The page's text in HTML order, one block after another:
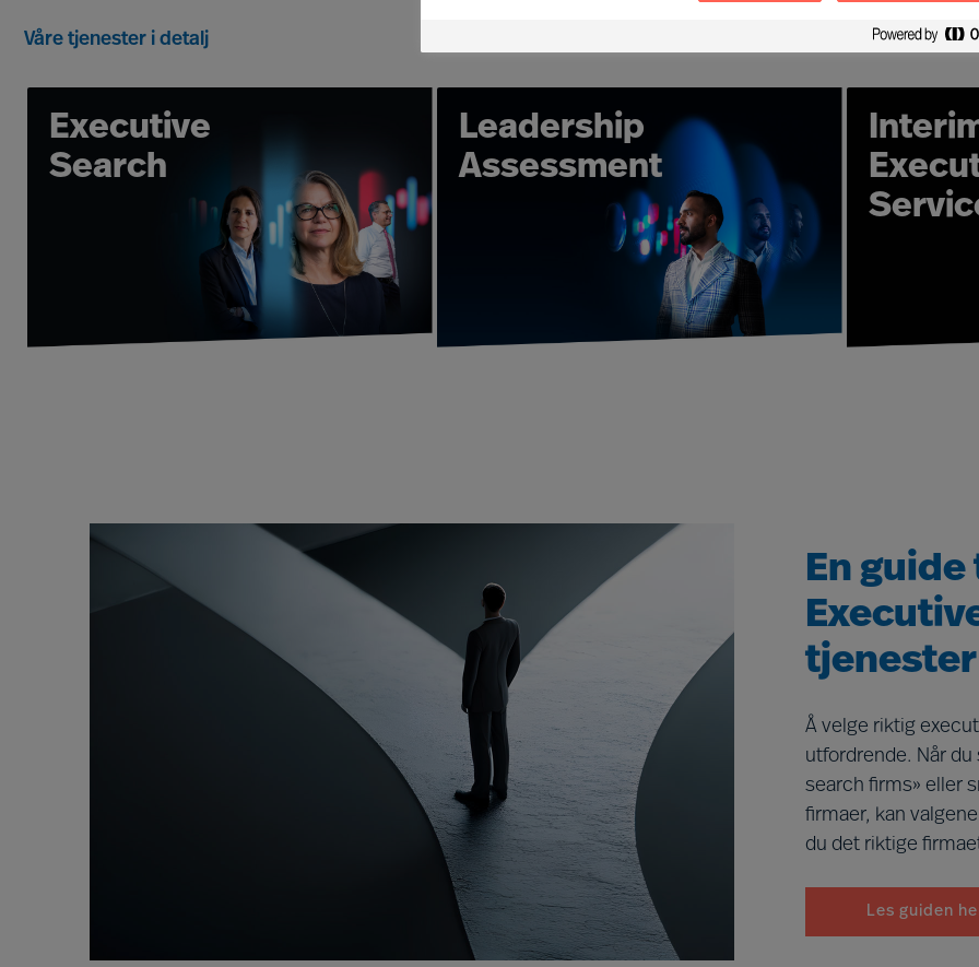
bransjevirksomheter og i offentlig sektor.
fra et enkeltstående Executive Search-oppdrag til å ansette en hel organisasjon. Våre
du får de beste mulige lederprestasjoner og utviklingsløsninger i din organisasjon for å
ledelsesvurdering, coaching og organisasjonsutvikling som gjør deg og dine ledere
organisasjonen din krever.
Om du stiller deg selv spørsmålet - "Hvordan kan vi øke effektiviteten til ledere, slik at
da kan våre Leadership Acquisition- og Advisory-konsulenter sikre at organisasjonen din
løsningen du trenger - enten vi jobber med nøkkelpersoner eller omformer
Et samarbeid med Mercuri Urval kan ha mange former, men målet er alltid det samme -
Våre tjenester i detalj
Executive
Search
Leadership
Assessment
En guide
tjenester
Å velge riktig
utfordrende. Når
search firms» eller
firmaer, kan
du det riktige
Les guiden